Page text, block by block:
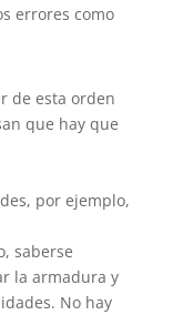
errores como
de esta orden
que hay que
por ejemplo,
saberse
la armadura y
No hay